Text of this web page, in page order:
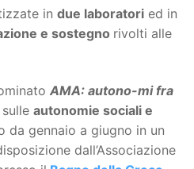
in due laboratori ed in
e sostegno rivolti alle
AMA: autono-mi fra
autonomie sociali e
da gennaio a giugno in un
dall’Associazione